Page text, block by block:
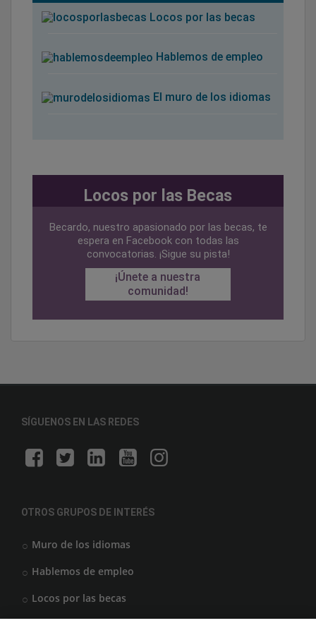
Locos por las becas
Hablemos de empleo
El muro de los idiomas
Locos por las Becas
Becardo, nuestro apasionado por las becas, te
espera en Facebook con todas las
convocatorias. ¡Sigue su pista!
¡Únete a nuestra
comunidad!
SÍGUENOS EN LAS REDES
OTROS GRUPOS DE INTERÉS
Muro de los idiomas
Hablemos de empleo
Locos por las becas